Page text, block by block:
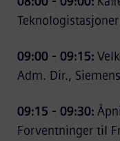
Teknologistasjoner
09:00 - 09:15:
Adm. Dir.,
09:15 - 09:30:
Forventninger til